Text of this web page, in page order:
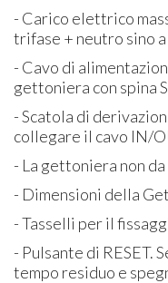
- Carico elettrico
trifase + neutro sino
- Cavo di
gettoniera con spina
- Scatola di
collegare il cavo IN/
- La gettoniera non
- Dimensioni della
- Tasselli per il
- Pulsante di RESET.
tempo residuo e